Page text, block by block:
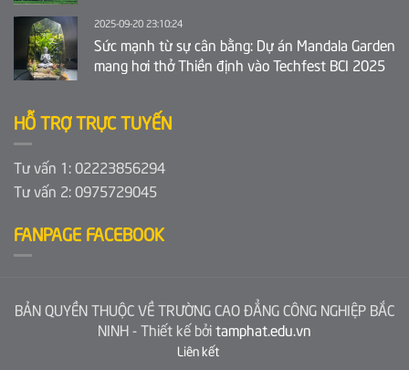
2025-09-20 23:10:24
Sức mạnh từ sự cân bằng: Dự án Mandala Garden
mang hơi thở Thiền định vào Techfest BCI 2025
HỖ TRỢ TRỰC TUYẾN
Tư vấn 1: 02223856294
Tư vấn 2: 0975729045
FANPAGE FACEBOOK
BẢN QUYỀN THUỘC VỀ TRƯỜNG CAO ĐẲNG CÔNG NGHIỆP BẮC
NINH - Thiết kế bởitamphat.edu.vn
Liên kết